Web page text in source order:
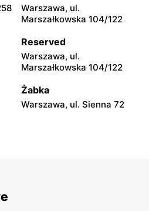
Groszek
Polskiego 114
Groszek
18
Groszek
Warszawa, ul.
Marszałkowska 104/122
Reserved
Warszawa, ul.
Marszałkowska 104/122
Żabka
Warszawa, ul. Sienna 72